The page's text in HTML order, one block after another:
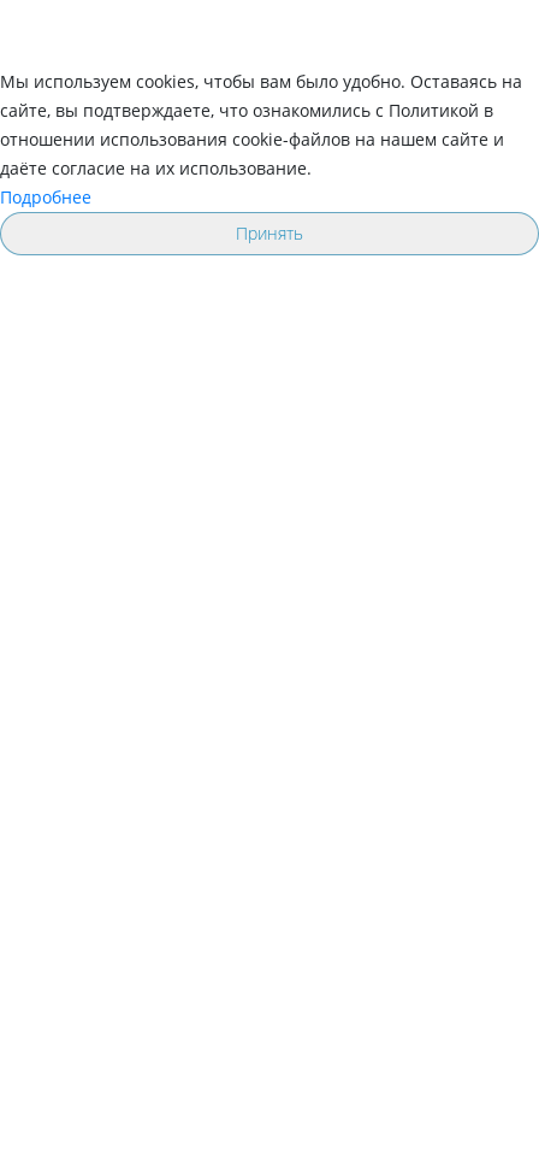
Мы используем cookies, чтобы вам было удобно. Оставаясь на
сайте, вы подтверждаете, что ознакомились с Политикой в
отношении использования cookie-файлов на нашем сайте и
даёте согласие на их использование.
Подробнее
Принять